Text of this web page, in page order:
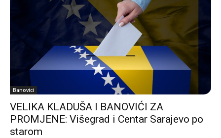
Banovici
VELIKA KLADUŠA I BANOVIĆI ZA
PROMJENE: Višegrad i Centar Sarajevo po
starom